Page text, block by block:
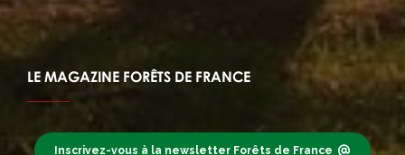
LE MAGAZINE FORÊTS DE FRANCE
Inscrivez-vous à la newsletter Forêts de France